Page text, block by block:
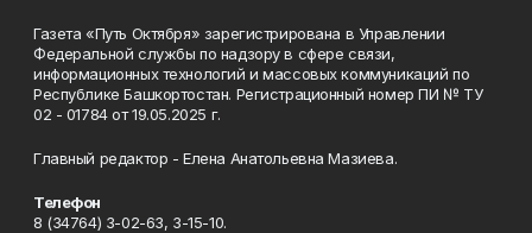
Газета «Путь Октября» зарегистрирована в Управлении
Федеральной службы по надзору в сфере связи,
информационных технологий и массовых коммуникаций по
Республике Башкортостан. Регистрационный номер ПИ № ТУ
02 - 01784 от 19.05.2025 г.
Главный редактор - Елена Анатольевна Мазиева.
Телефон
8 (34764) 3-02-63, 3-15-10.